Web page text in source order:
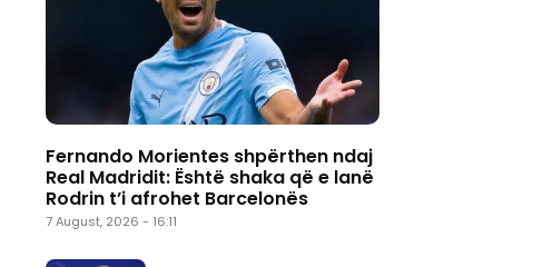
Fernando Morientes shpërthen ndaj
Real Madridit: Është shaka që e lanë
Rodrin t’i afrohet Barcelonës
7 August, 2026 - 16:11